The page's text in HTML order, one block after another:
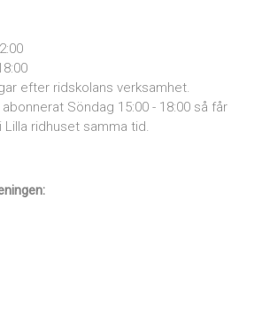
efter ridskolans verksamhet.
Söndag 15:00 - 18:00 så får
ridhuset samma tid.